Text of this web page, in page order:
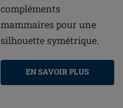
compléments
mammaires pour une
silhouette symétrique.
EN SAVOIR PLUS